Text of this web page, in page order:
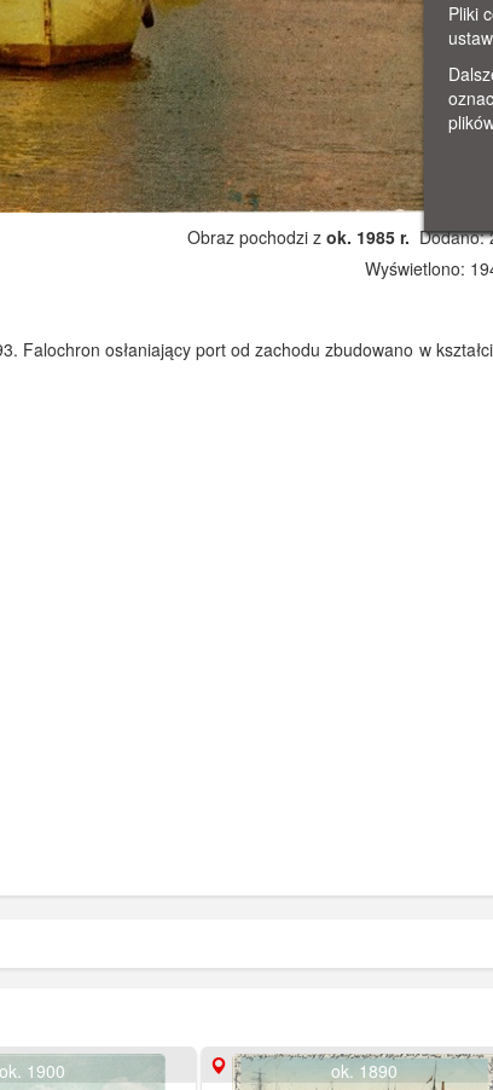
Obraz pochodzi z ok. 1985 r. Dodano:
Wyświetlono:
Falochron osłaniający port od zachodu zbudowano w
ok. 1900 ok. 1890
Pliki